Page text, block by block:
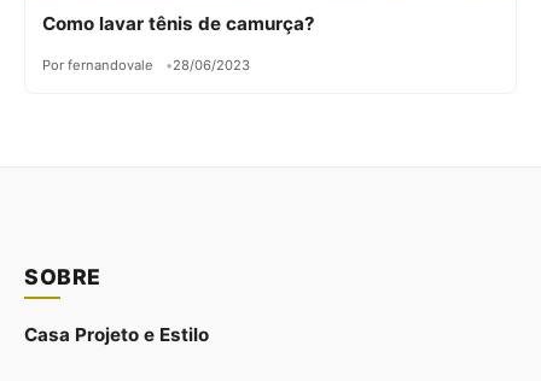
Como lavar tênis de camurça?
Por fernandovale 28/06/2023
SOBRE
Casa Projeto e Estilo